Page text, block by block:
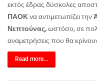
εκτός έδρας δύσκολες
ΠΑΟΚνα αντιμετωπίζει την
Νεπτούνας,ωστόσο, σε
αναμετρήσεις που θα
Read more...